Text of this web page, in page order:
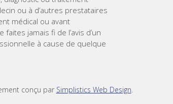
ou à d’autres prestataires
médical ou avant
jamais fi de l’avis d’un
à cause de quelque
conçu par Simplistics Web Design.